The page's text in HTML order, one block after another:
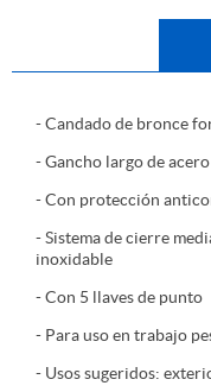
- Candado de bronce
- Gancho largo de
- Con protección
- Sistema de cierre
inoxidable
- Con 5 llaves de punto
- Para uso en trabajo
- Usos sugeridos: